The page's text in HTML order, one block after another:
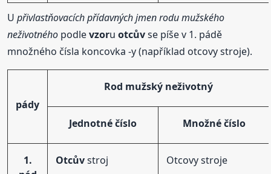
Upřivlastňovacích přídavných jmen rodu mužského
neživotného podlevzoruotcůvse píše v 1. pádě
množného čísla koncovka -y (například otcovy stroje).
pády
Rod mužský neživotný
Jednotné číslo Množné číslo
1.
Otcůvstroj Otcovy stroje